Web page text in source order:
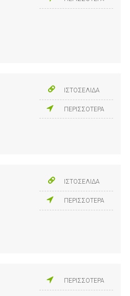
ΙΣΤΟΣΕΛΙΔΑ
ΠΕΡΙΣΣΟΤΕΡΑ
ΙΣΤΟΣΕΛΙΔΑ
ΠΕΡΙΣΣΟΤΕΡΑ
ΠΕΡΙΣΣΟΤΕΡΑ